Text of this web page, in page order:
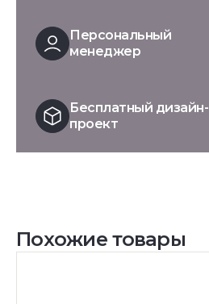
Персональный
менеджер
Бесплатный дизайн-
проект
Похожие товары